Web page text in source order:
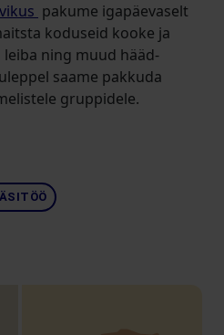
pakume igapäevaselt
koduseid kooke ja
ning muud hääd-
saame pakkuda
gruppidele.